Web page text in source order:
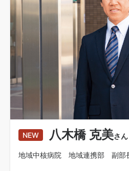
NEW 八木橋 克美さん
地域中核病院 地域連携部 副部